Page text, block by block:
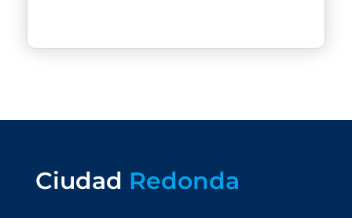
Ciudad Redonda